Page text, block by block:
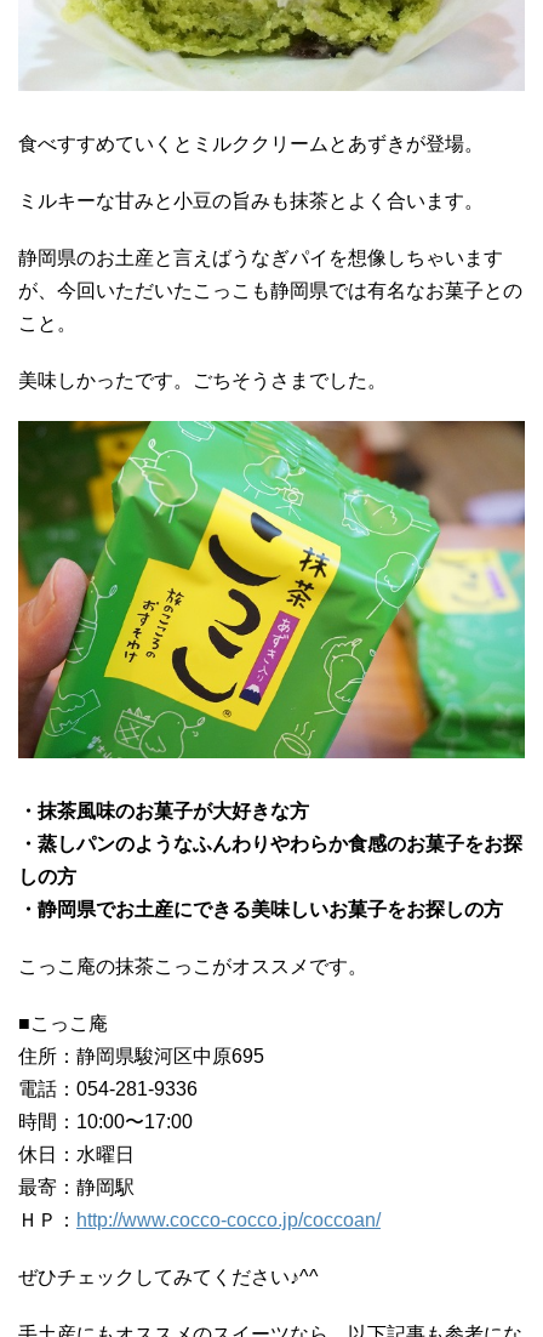
食べすすめていくとミルククリームとあずきが登場。
ミルキーな甘みと小豆の旨みも抹茶とよく合います。
静岡県のお土産と言えばうなぎパイを想像しちゃいます
が、今回いただいたこっこも静岡県では有名なお菓子との
こと。
美味しかったです。ごちそうさまでした。
・抹茶風味のお菓子が大好きな方
・蒸しパンのようなふんわりやわらか食感のお菓子をお探
しの方
・静岡県でお土産にできる美味しいお菓子をお探しの方
こっこ庵の抹茶こっこがオススメです。
■こっこ庵
住所：静岡県駿河区中原695
電話：054-281-9336
時間：10:00〜17:00
休日：水曜日
最寄：静岡駅
ＨＰ： http://www.cocco-cocco.jp/coccoan/
ぜひチェックしてみてください♪^^